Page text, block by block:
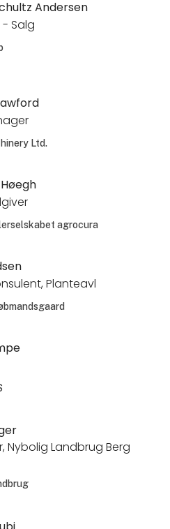
Andersen
Salg
Ltd.
agrocura
Planteavl
Nybolig Landbrug Berg